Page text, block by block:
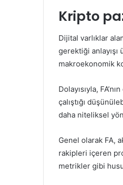
Kripto
Dijital varlıklar
gerektiği anlayışı
makroekonomik
Dolayısıyla,
çalıştığı
daha niteliksel
Genel olarak FA,
rakipleri içeren
metrikler gibi